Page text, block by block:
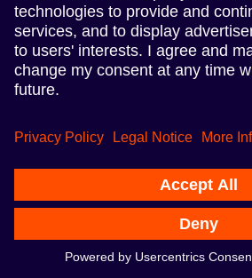
Wnioski
umożliwiając autentyczne
kontaktu z grupą docelową.
współpracę z
mogą wykorzystać ich
publiczność w celu
wpływowych kampanii. W